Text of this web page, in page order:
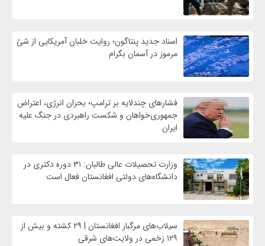
اسناد جدید پنتاگون؛ روایت خلبان آمریکایی از شئ
مرموز در آسمان بگرام
فشارهای چندلایه بر ترامپ؛ بحران انرژی، اعتراض
جمهوری‌خواهان و شکست راهبردی در جنگ علیه
ایران
وزارت تحصیلات عالی طالبان: ۳۱ دوره دکتری در
دانشگاه‌های دولتی افغانستان فعال است
سیلاب‌های مرگبار افغانستان | ۲۹ کشته و بیش از
۱۲۹ زخمی در ولایت‌های شرقی